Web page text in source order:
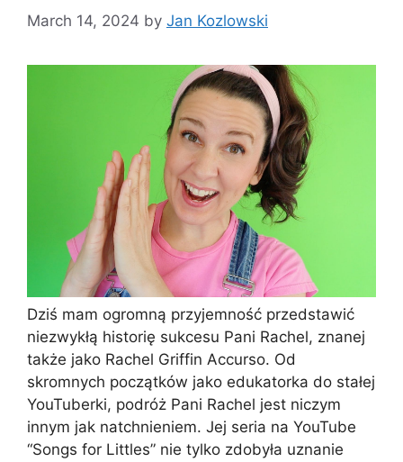
March 14, 2024 by Jan Kozlowski
Dziś mam ogromną przyjemność przedstawić
niezwykłą historię sukcesu Pani Rachel, znanej
także jako Rachel Griffin Accurso. Od
skromnych początków jako edukatorka do stałej
YouTuberki, podróż Pani Rachel jest niczym
innym jak natchnieniem. Jej seria na YouTube
“Songs for Littles” nie tylko zdobyła uznanie